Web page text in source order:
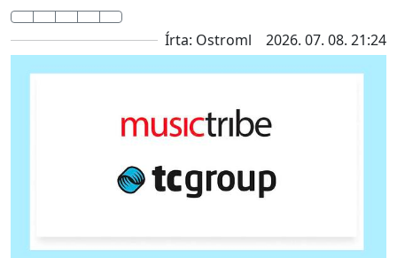
Írta: Ostroml 2026. 07. 08. 21:24